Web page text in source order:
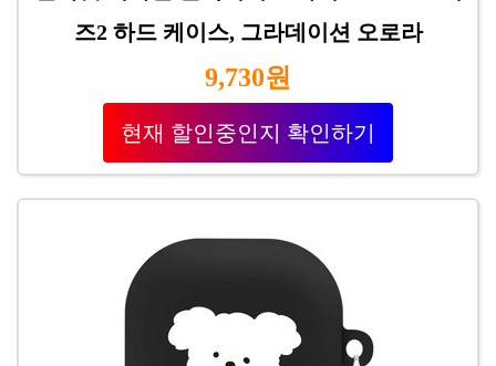
즈2 하드 케이스, 그라데이션 오로라
9,730원
현재 할인중인지 확인하기